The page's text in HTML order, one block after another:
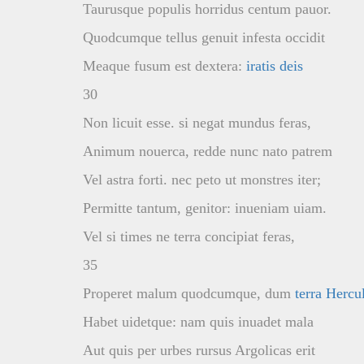
Taurusque populis horridus centum pauor.
Quodcumque tellus genuit infesta occidit
Meaque fusum est dextera: iratis deis
30
Non licuit esse. si negat mundus feras,
Animum nouerca, redde nunc nato patrem
Vel astra forti. nec peto ut monstres iter;
Permitte tantum, genitor: inueniam uiam.
Vel si times ne terra concipiat feras,
35
Properet malum quodcumque, dum terra
Habet uidetque: nam quis inuadet mala
Aut quis per urbes rursus Argolicas erit